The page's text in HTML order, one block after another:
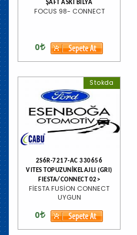
ŞAFT ASKI BİLYA
FOCUS 98- CONNECT
0
Stokda
2S6R-7217-AC 330656
VITES TOPUZUNİKELAJLI (GRI)
FIESTA/CONNECT 02>
FİESTA FUSİON CONNECT
UYGUN
0